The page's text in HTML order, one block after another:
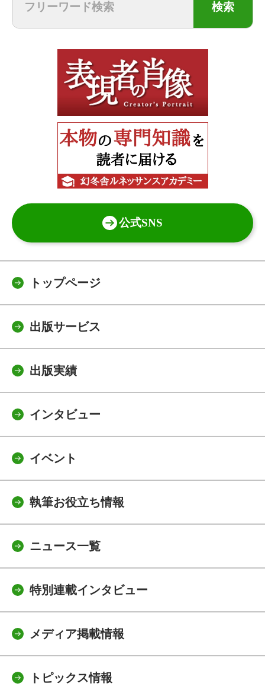
検索
公式SNS
トップページ
出版サービス
出版実績
インタビュー
イベント
執筆お役立ち情報
ニュース一覧
特別連載インタビュー
メディア掲載情報
トピックス情報